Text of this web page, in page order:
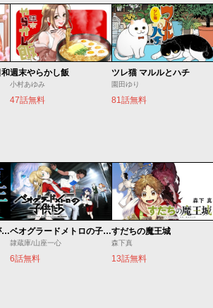
週末やらかし飯
小村あゆみ
47話無料
ツレ猫 マルルとハチ
園田ゆり
81話無料
種生産 ～このスキルがチートだとまだ誰も気付いていない～ ベオグラードメトロの子供たち
隷蔵庫/山座一心
6話無料
すだちの魔王城
森下真
13話無料